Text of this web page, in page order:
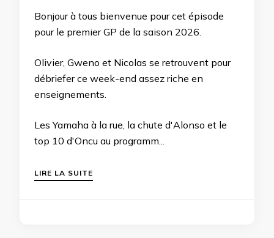
Bonjour à tous bienvenue pour cet épisode
pour le premier GP de la saison 2026.
Olivier, Gweno et Nicolas se retrouvent pour
débriefer ce week-end assez riche en
enseignements.
Les Yamaha à la rue, la chute d'Alonso et le
top 10 d'Oncu au programm...
LIRE LA SUITE